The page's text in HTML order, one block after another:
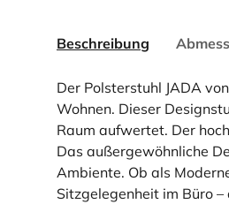
Beschreibung
Der Polsterstuhl JADA
Wohnen. Dieser
Raum aufwertet. Der
Das außergewöhnliche
Ambiente. Ob als
Sitzgelegenheit im Büro